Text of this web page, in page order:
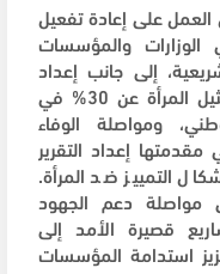
على إعادة تفعيل
الوزارات والمؤسسات
إلى جانب إعداد
تصور وطني يضمن ألا تقل نسبة تمثيل المرأة عن 30% في
ومواصلة الوفاء
إعداد التقرير
التمييز ضد المرأة.
مواصلة دعم الجهود
قصيرة الأمد إلى
استدامة المؤسسات